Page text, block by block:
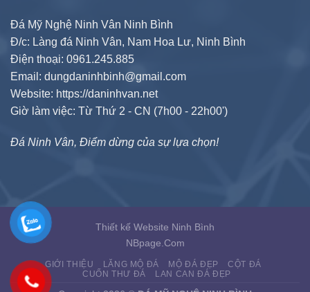
Đá Mỹ Nghệ Ninh Vân Ninh Bình
Đ/c: Làng đá Ninh Vân, Nam Hoa Lư, Ninh Bình
Điện thoại: 0961.245.885
Email: dungdaninhbinh@gmail.com
Website: https://daninhvan.net
Giờ làm việc: Từ Thứ 2 - CN (7h00 - 22h00')
Đá Ninh Vân, Điểm dừng của sự lựa chọn!
Thiết kế Website Ninh Bình
NBpage.Com
GIỚI THIỆU LĂNG MỘ ĐÁ MỘ ĐÁ ĐẸP
CỘT ĐÁ
CUỐN THƯ ĐÁ
LAN CAN ĐÁ ĐẸP